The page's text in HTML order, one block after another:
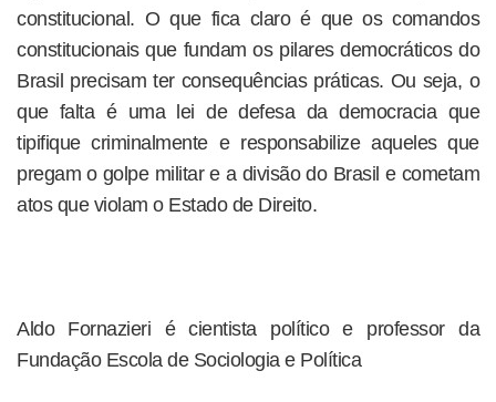
constitucional. O que fica claro é que os comandos
constitucionais que fundam os pilares democráticos do
Brasil precisam ter consequências práticas. Ou seja, o
que falta é uma lei de defesa da democracia que
tipifique criminalmente e responsabilize aqueles que
pregam o golpe militar e a divisão do Brasil e cometam
atos que violam o Estado de Direito.
Aldo Fornazieri é cientista político e professor da
Fundação Escola de Sociologia e Política